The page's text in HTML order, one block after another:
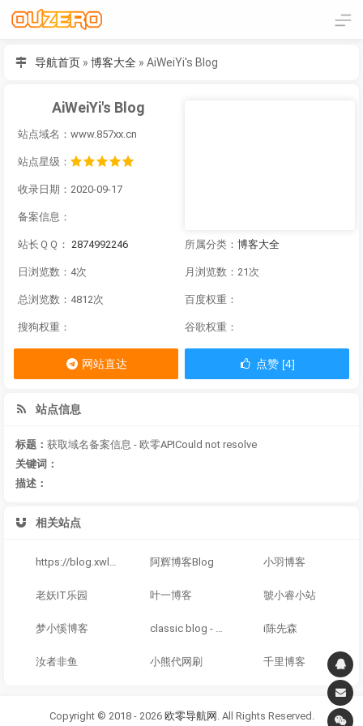
导航首页 » 博客大全 » AiWeiYi's Blog
AiWeiYi's Blog
站点域名：www.857xx.cn
站点星级：
收录日期：2020-09-17
备案信息：
站长ＱＱ： 2874992246 所属分类： 博客大全
日浏览数：4次 月浏览数：21次
总浏览数：4812次 百度权重：
搜狗权重： 谷歌权重：
网站直达 点赞 [4]
站点信息
标题： 获取域名备案信息 - 欧零APICould not resolve
关键词：
描述：
相关站点
https://blog.xwl.cool 阿辉博客Blog 小羽博客
老妖IT乐园 叶一博客 虢小睿小站
梦小慀博客 classic blog - 富婆 饿饿 饭饭 i陈先森
汝者非鱼 小熊代网刷 千里博客
Copyright © 2018 - 2026 欧零导航网 . All Rights Reserved.